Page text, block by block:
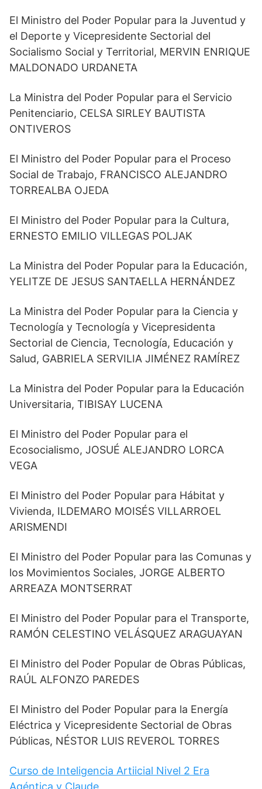
El Ministro del Poder Popular para la Juventud y
el Deporte y Vicepresidente Sectorial del
Socialismo Social y Territorial, MERVIN ENRIQUE
MALDONADO URDANETA
La Ministra del Poder Popular para el Servicio
Penitenciario, CELSA SIRLEY BAUTISTA
ONTIVEROS
El Ministro del Poder Popular para el Proceso
Social de Trabajo, FRANCISCO ALEJANDRO
TORREALBA OJEDA
El Ministro del Poder Popular para la Cultura,
ERNESTO EMILIO VILLEGAS POLJAK
La Ministra del Poder Popular para la Educación,
YELITZE DE JESUS SANTAELLA HERNÁNDEZ
La Ministra del Poder Popular para la Ciencia y
Tecnología y Tecnología y Vicepresidenta
Sectorial de Ciencia, Tecnología, Educación y
Salud, GABRIELA SERVILIA JIMÉNEZ RAMÍREZ
La Ministra del Poder Popular para la Educación
Universitaria, TIBISAY LUCENA
El Ministro del Poder Popular para el
Ecosocialismo, JOSUÉ ALEJANDRO LORCA
VEGA
El Ministro del Poder Popular para Hábitat y
Vivienda, ILDEMARO MOISÉS VILLARROEL
ARISMENDI
El Ministro del Poder Popular para las Comunas y
los Movimientos Sociales, JORGE ALBERTO
ARREAZA MONTSERRAT
El Ministro del Poder Popular para el Transporte,
RAMÓN CELESTINO VELÁSQUEZ ARAGUAYAN
El Ministro del Poder Popular de Obras Públicas,
RAÚL ALFONZO PAREDES
El Ministro del Poder Popular para la Energía
Eléctrica y Vicepresidente Sectorial de Obras
Públicas, NÉSTOR LUIS REVEROL TORRES
Curso de Inteligencia Artiicial Nivel 2 Era
Agéntica y Claude